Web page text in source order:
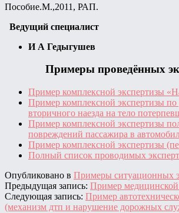
Пособие.М.,2011, РАП.
Ведущий специалист
И А Гедыгушев
Примеры проведённых
Пример комплексной экспертизы
Пример комплексной экспертизы
вторичного наезда на тело
Пример комплексной экспертизы
повреждений пассажира в
Пример комплексной экспертизы
Полный список проводимых
Опубликовано в Примеры ситуационных
Предыдущая запись: Пример
Следующая запись: Пример
(механизм дтп и нарушение дорожных